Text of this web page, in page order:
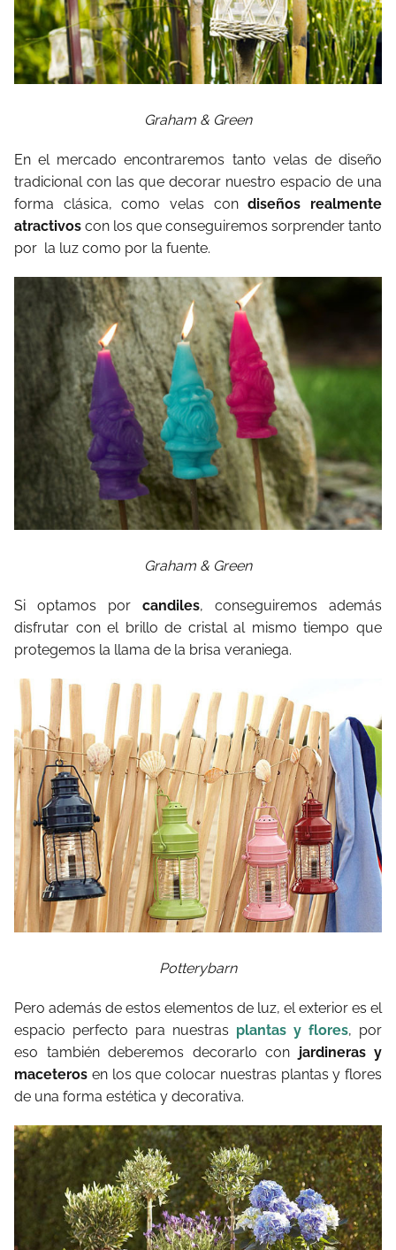
Graham & Green
En el mercado encontraremos tanto velas de diseño
tradicional con las que decorar nuestro espacio de una
forma clásica, como velas condiseños realmente
atractivos con los que conseguiremos sorprender tanto
por la luz como por la fuente.
Graham & Green
Si optamos por candiles, conseguiremos además
disfrutar con el brillo de cristal al mismo tiempo que
protegemos la llama de la brisa veraniega.
Potterybarn
Pero además de estos elementos de luz, el exterior es el
espacio perfecto para nuestras plantas y flores, por
eso también deberemos decorarlo con jardineras y
maceteros en los que colocar nuestras plantas y flores
de una forma estética y decorativa.